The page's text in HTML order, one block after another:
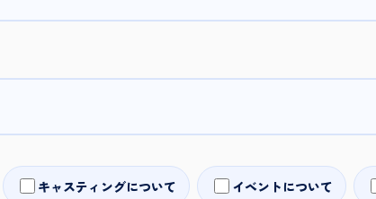
キャスティングについて イベントについて